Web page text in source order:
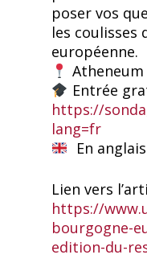
poser vos
les coulisses
européenne.
Entrée
https://
lang=fr
En
Lien vers
https://
bourgogne-
edition-du-